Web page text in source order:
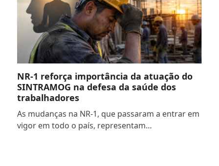
NR-1 reforça importância da atuação do
SINTRAMOG na defesa da saúde dos
trabalhadores
As mudanças na NR-1, que passaram a entrar em
vigor em todo o país, representam…